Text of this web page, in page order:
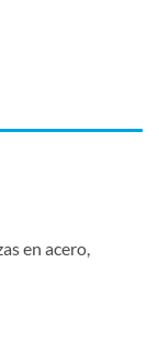
en acero,